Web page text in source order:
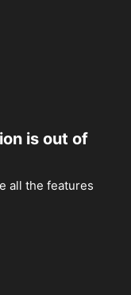
is out of
all the features